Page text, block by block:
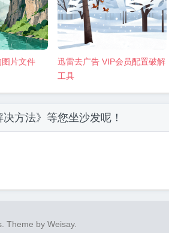
片文件
迅雷去广告 VIP会员配置破解
工具
方法》 等您坐沙发呢！
. Theme by Weisay.